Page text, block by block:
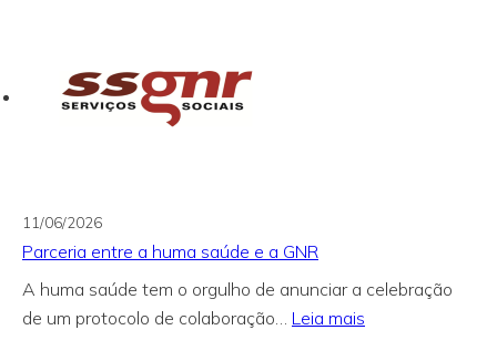
11/06/2026
Parceria entre a huma saúde e a GNR
A huma saúde tem o orgulho de anunciar a celebração
de um protocolo de colaboração… Leia mais